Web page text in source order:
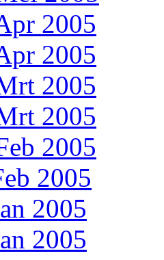
2005
2005
2005
2005
2005
2005
2005
2005